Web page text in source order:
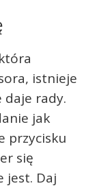
istnieje
daje rady.
jak
przycisku
się
jest. Daj